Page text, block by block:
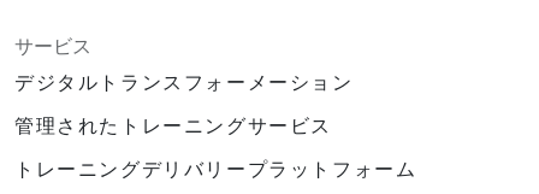
サービス
デジタルトランスフォーメーション
管理されたトレーニングサービス
トレーニングデリバリープラットフォーム